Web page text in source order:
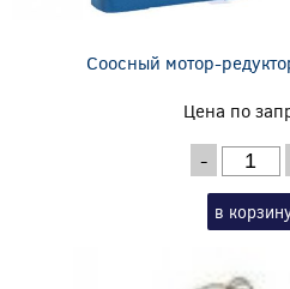
Соосный мотор-
Цена по
-
в